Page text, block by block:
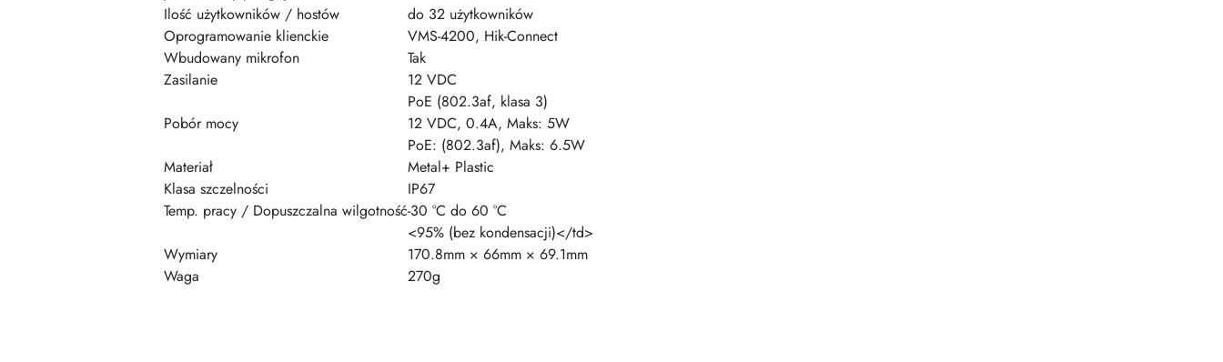
Ilość użytkowników / hostów
do 32 użytkowników
Oprogramowanie klienckie
VMS-4200, Hik-Connect
Wbudowany mikrofon
Tak
Zasilanie
12 VDC
PoE (802.3af, klasa 3)
Pobór mocy
12 VDC, 0.4A, Maks: 5W
PoE: (802.3af), Maks: 6.5W
Materiał
Metal+ Plastic
Klasa szczelności
IP67
Temp. pracy / Dopuszczalna wilgotność-30 °C do 60 °C
<95% (bez kondensacji)</td>
Wymiary
170.8mm × 66mm × 69.1mm
Waga
270g